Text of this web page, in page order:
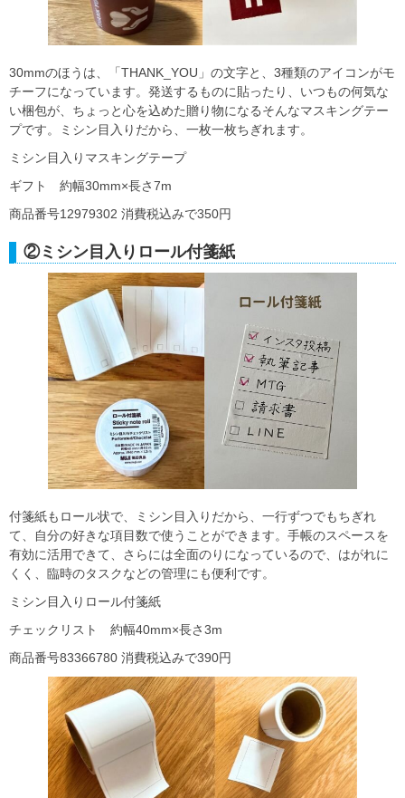
30mmのほうは、「THANK_YOU」の文字と、3種類のアイコンがモ
チーフになっています。発送するものに貼ったり、いつもの何気な
い梱包が、ちょっと心を込めた贈り物になるそんなマスキングテー
プです。ミシン目入りだから、一枚一枚ちぎれます。
ミシン目入りマスキングテープ
ギフト 約幅30mm×長さ7m
商品番号12979302 消費税込みで350円
②ミシン目入りロール付箋紙
付箋紙もロール状で、ミシン目入りだから、一行ずつでもちぎれ
て、自分の好きな項目数で使うことができます。手帳のスペースを
有効に活用できて、さらには全面のりになっているので、はがれに
くく、臨時のタスクなどの管理にも便利です。
ミシン目入りロール付箋紙
チェックリスト 約幅40mm×長さ3m
商品番号83366780 消費税込みで390円